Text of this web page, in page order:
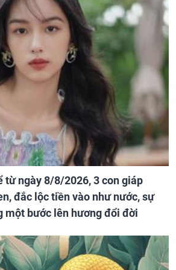
từ ngày 8/8/2026, 3 con giáp
đắc lộc tiền vào như nước, sự
một bước lên hương đổi đời